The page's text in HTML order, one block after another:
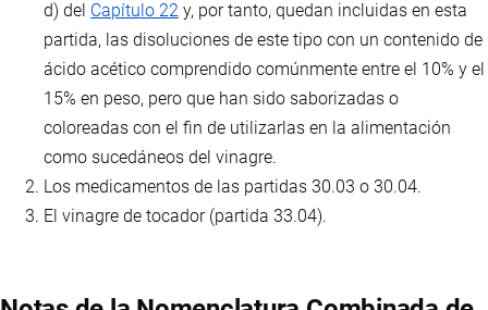
d) del Capítulo 22 y, por tanto, quedan incluidas en esta
partida, las disoluciones de este tipo con un contenido de
ácido acético comprendido comúnmente entre el 10% y el
15% en peso, pero que han sido saborizadas o
coloreadas con el fin de utilizarlas en la alimentación
como sucedáneos del vinagre.
Los medicamentos de las partidas 30.03 o 30.04.
El vinagre de tocador (partida 33.04).